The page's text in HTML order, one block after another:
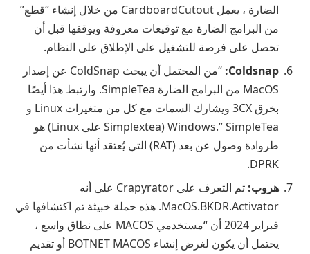
الضارة ، يعمل CardboardCutout من خلال إنشاء “قطع”
من البرامج الضارة مع توقيعات معروفة ويوقفها قبل أن
تحصل على فرصة للتشغيل على الإطلاق على النظام.
Coldsnap:
“من المحتمل أن يبحث ColdSnap عن إصدار
MacOS من البرامج الضارة SimpleTea. وارتبط هذا أيضًا
بخرق 3CX ويشارك السمات مع كل من متغيرات Linux و
Windows.” SimpleTea (Simplextea على Linux) هو
طروادة وصول عن بعد (RAT) التي يُعتقد أنها نشأت من
DPRK.
هروب:
تم التعرف على Crapyrator على أنه
MacOS.BKDR.Activator. هذه حملة خبيثة تم اكتشافها في
فبراير 2024 أن “مستخدمي MACOS على نطاق واسع ،
يحتمل أن يكون لغرض إنشاء BOTNET MACOS أو تقديم